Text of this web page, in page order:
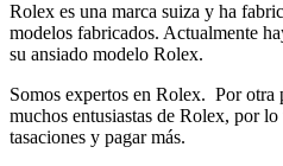
Rolex es una marca suiza y ha
modelos fabricados. Actualmente
su ansiado modelo Rolex.
Somos expertos en Rolex. Por otra
muchos entusiastas de Rolex, por
tasaciones y pagar más.